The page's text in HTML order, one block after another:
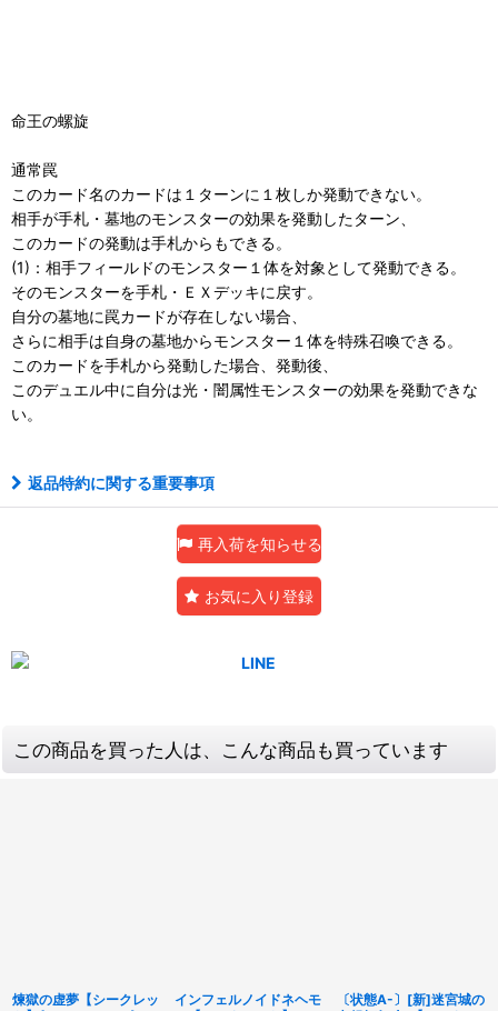
命王の螺旋
通常罠
このカード名のカードは１ターンに１枚しか発動できない。
相手が手札・墓地のモンスターの効果を発動したターン、
このカードの発動は手札からもできる。
(1)：相手フィールドのモンスター１体を対象として発動できる。
そのモンスターを手札・ＥＸデッキに戻す。
自分の墓地に罠カードが存在しない場合、
さらに相手は自身の墓地からモンスター１体を特殊召喚できる。
このカードを手札から発動した場合、発動後、
このデュエル中に自分は光・闇属性モンスターの効果を発動できな
い。
返品特約に関する重要事項
再入荷を知らせる
お気に入り登録
この商品を買った人は、こんな商品も買っています
煉獄の虚夢【シークレッ
インフェルノイドネヘモ
〔状態A-〕[新]迷宮城の